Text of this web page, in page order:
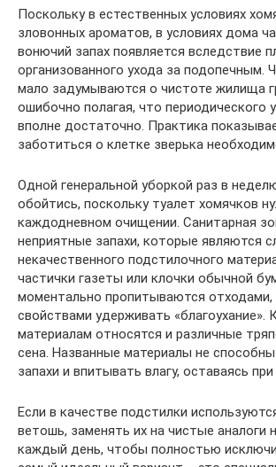
Поскольку в естественных условиях
зловонных ароматов, в условиях дома
вонючий запах появляется вследствие
организованного ухода за подопечным.
мало задумываются о чистоте жилища
ошибочно полагая, что периодического
вполне достаточно. Практика
заботиться о клетке зверька
Одной генеральной уборкой раз в
обойтись, поскольку туалет хомячков
каждодневном очищении. Санитарная
неприятные запахи, которые являются
некачественного подстилочного
частички газеты или клочки обычной
моментально пропитываются
свойствами удерживать «благоухание».
материалам относятся и различные
сена. Названные материалы не
запахи и впитывать влагу, оставаясь
Если в качестве подстилки
ветошь, заменять их на чистые аналоги
каждый день, чтобы полностью